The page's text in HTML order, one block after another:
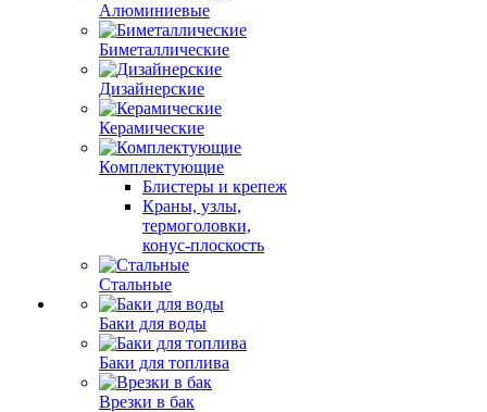
Алюминиевые
Биметаллические
Дизайнерские
Керамические
Комплектующие
Блистеры и крепеж
Краны, узлы,
термоголовки,
конус-плоскость
Стальные
Баки для воды
Баки для топлива
Врезки в бак